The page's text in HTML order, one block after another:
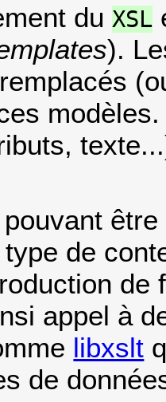
du XSL
).
de
appel à
libxslt
de